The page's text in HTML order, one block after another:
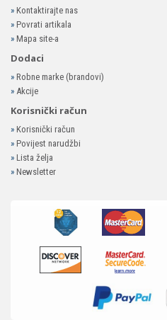
» Kontaktirajte nas
» Povrati artikala
» Mapa site-a
Dodaci
» Robne marke (brandovi)
» Akcije
Korisnički račun
» Korisnički račun
» Povijest narudžbi
» Lista želja
» Newsletter